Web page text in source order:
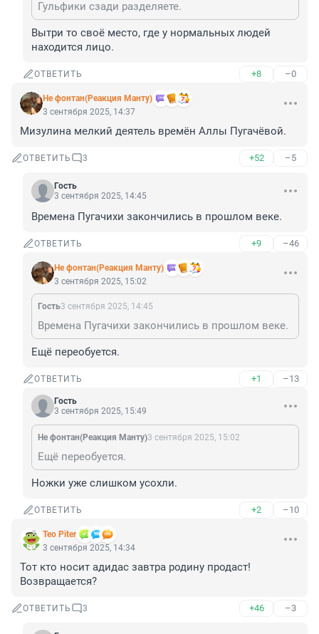
Гульфики сзади разделяете.
Вытри то своё место, где у нормальных людей
находится лицо.
ОТВЕТИТЬ +8 –0
Не фонтан(Реакция Манту)
3 сентября 2025, 14:37
Мизулина мелкий деятель времён Аллы Пугачёвой.
ОТВЕТИТЬ 3 +52 –5
Гость
3 сентября 2025, 14:45
Времена Пугачихи закончились в прошлом веке.
ОТВЕТИТЬ +9 –46
Не фонтан(Реакция Манту)
3 сентября 2025, 15:02
Гость3 сентября 2025, 14:45
Времена Пугачихи закончились в прошлом веке.
Ещё переобуется.
ОТВЕТИТЬ +1 –13
Гость
3 сентября 2025, 15:49
Не фонтан(Реакция Манту)3 сентября 2025, 15:02
Ещё переобуется.
Ножки уже слишком усохли.
ОТВЕТИТЬ +2 –10
Teo Piter
3 сентября 2025, 14:34
Тот кто носит адидас завтра родину продаст!
Возвращается?
ОТВЕТИТЬ 3 +46 –3